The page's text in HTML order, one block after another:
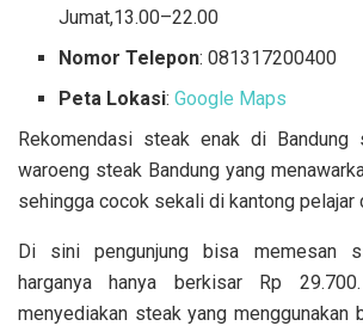
Jumat,13.00–22.00
Nomor Telepon: 081317200400
Peta Lokasi:Google Maps
Rekomendasi steak enak di Bandung
waroeng steak Bandung yang
sehingga cocok sekali di kantong pelajar
Di sini pengunjung bisa memesan
harganya hanya berkisar Rp
menyediakan steak yang menggunakan